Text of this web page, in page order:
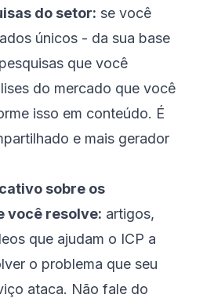
do setor: se você
únicos - da sua base
que você
do mercado que você
isso em conteúdo. É
e mais gerador
sobre os
você resolve: artigos,
que ajudam o ICP a
o problema que seu
ataca. Não fale do